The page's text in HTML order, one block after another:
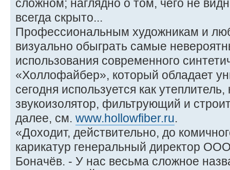
сложном; наглядно о том, чего не
всегда скрыто...
Профессиональным художникам и
визуально обыграть самые
использования современного
«Холлофайбер», который обладает
сегодня используется как
звукоизолятор, фильтрующий и
далее, см. www.hollowfiber.ru.
«Доходит, действительно, до
карикатур генеральный директор
Боначёв. - У нас весьма сложное